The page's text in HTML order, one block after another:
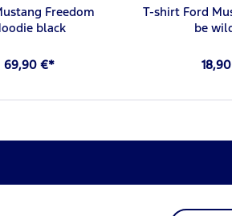
Freedom
black
69,90 €*
T-shirt Ford
be